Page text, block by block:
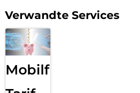
Verwandte Services
Mobilfunk